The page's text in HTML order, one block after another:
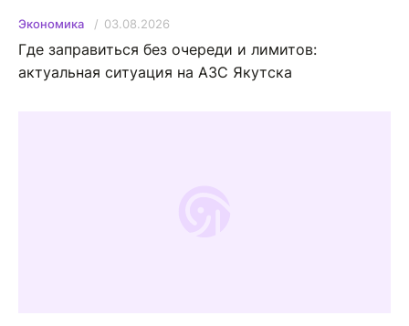
Экономика 03.08.2026
Где заправиться без очереди и лимитов:
актуальная ситуация на АЗС Якутска